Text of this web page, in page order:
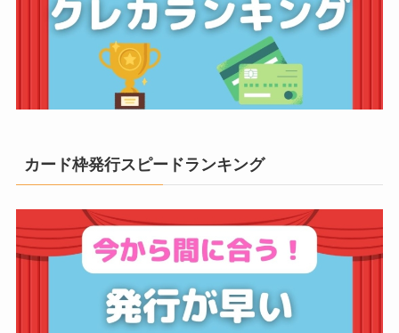
カード枠発行スピードランキング